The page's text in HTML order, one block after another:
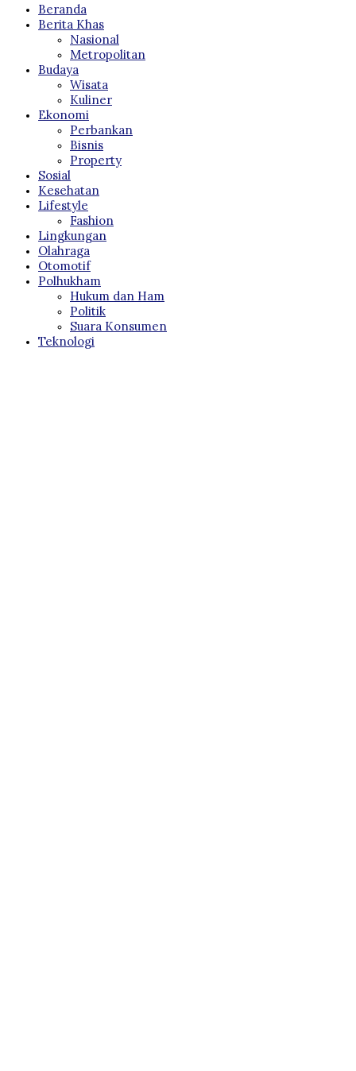
Beranda
Berita Khas
Nasional
Metropolitan
Budaya
Wisata
Kuliner
Ekonomi
Perbankan
Bisnis
Property
Sosial
Kesehatan
Lifestyle
Fashion
Lingkungan
Olahraga
Otomotif
Polhukham
Hukum dan Ham
Politik
Suara Konsumen
Teknologi